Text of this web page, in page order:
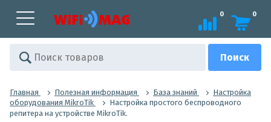
0 0
Главная Полезная информация База знаний
Настройка
оборудования MikroTik
Настройка простого беспроводного
репитера на устройстве MikroTik.